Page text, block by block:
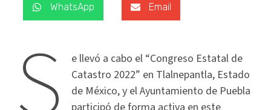
WhatsApp Email
e llevó a cabo el “Congreso Estatal de
Catastro 2022” en Tlalnepantla, Estado
de México, y el Ayuntamiento de Puebla